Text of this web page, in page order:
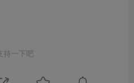
持一下吧